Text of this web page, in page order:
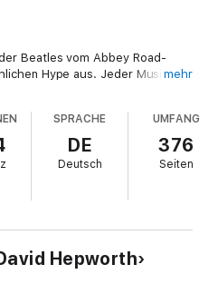
Beatles vom Abbey Road-
Hype aus. Jeder Musikfan
die nur mit einem Socken
folgten.
sich während ihres beinahe
Künstler zu
eingespielt, und auch für
es die Location der ersten
mehr
SPRACHE
DE
Deutsch
UMFANG
376
Seiten
Hepworth